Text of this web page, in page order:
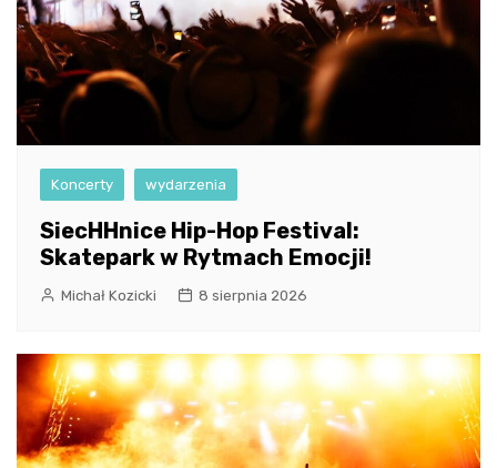
Koncerty wydarzenia
SiecHHnice Hip-Hop Festival:
Skatepark w Rytmach Emocji!
Michał Kozicki 8 sierpnia 2026